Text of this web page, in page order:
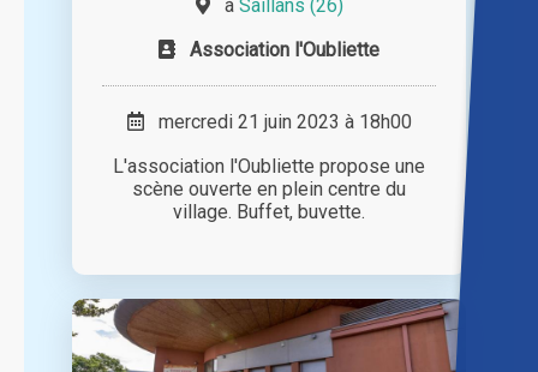
à Saillans (26)
Association l'Oubliette
mercredi 21 juin 2023 à 18h00
L'association l'Oubliette propose une
scène ouverte en plein centre du
village. Buffet, buvette.